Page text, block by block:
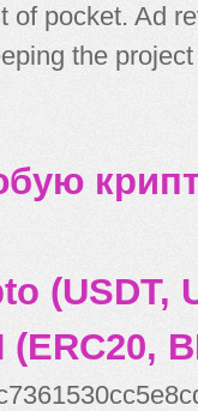
of pocket. Ad
the
(USDT,
(ERC20,